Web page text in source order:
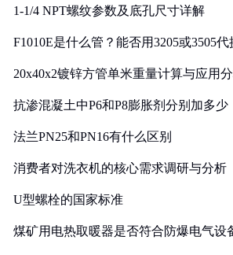
1-1/4 NPT螺纹参数及底孔尺寸详解
F1010E是什么管？能否用3205或3505代
20x40x2镀锌方管单米重量计算与应用
抗渗混凝土中P6和P8膨胀剂分别加多少
法兰PN25和PN16有什么区别
消费者对洗衣机的核心需求调研与分析
U型螺栓的国家标准
煤矿用电热取暖器是否符合防爆电气设